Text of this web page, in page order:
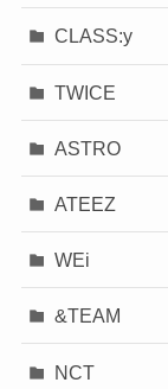
CLASS:y
TWICE
ASTRO
ATEEZ
WEi
&TEAM
NCT